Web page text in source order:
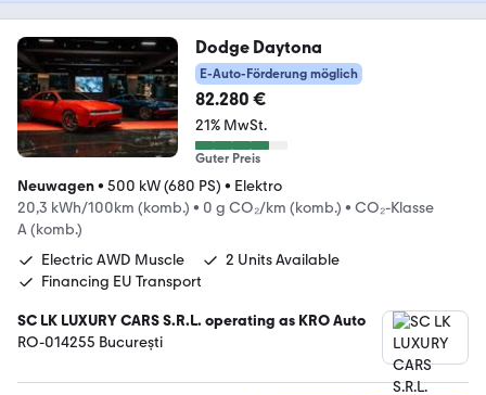
Dodge Daytona
E-Auto-Förderung möglich
82.280 €
21% MwSt.
Guter Preis
Neuwagen• 500 kW (680 PS) • Elektro
20,3 kWh/100km (komb.) • 0 g CO₂/km (komb.) • CO₂-Klasse
A (komb.)
Electric AWD Muscle
2 Units Available
Financing EU Transport
SC LK LUXURY CARS S.R.L. operating as KRO Auto
RO-014255 București